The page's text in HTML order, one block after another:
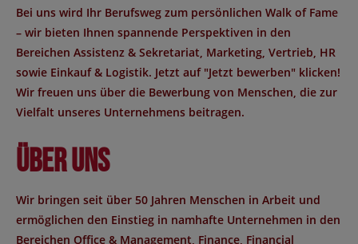
Bei uns wird Ihr Berufsweg zum persönlichen Walk of Fame
– wir bieten Ihnen spannende Perspektiven in den
Bereichen Assistenz & Sekretariat, Marketing, Vertrieb, HR
sowie Einkauf & Logistik. Jetzt auf "Jetzt bewerben" klicken!
Wir freuen uns über die Bewerbung von Menschen, die zur
Vielfalt unseres Unternehmens beitragen.
Über uns
Wir bringen seit über 50 Jahren Menschen in Arbeit und
ermöglichen den Einstieg in namhafte Unternehmen in den
Bereichen Office & Management, Finance, Financial